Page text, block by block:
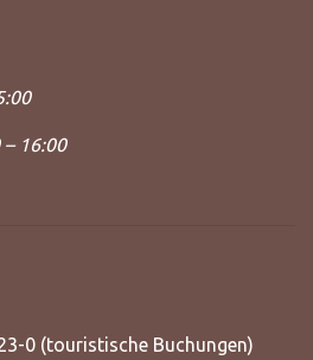
16:00
0 (touristische Buchungen)